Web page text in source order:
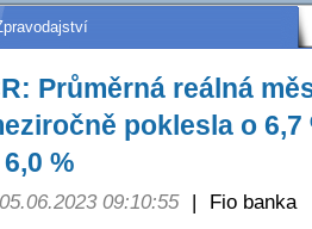
Průměrná reálná
poklesla o
%
05.06.2023 09:10:55 |
Fio banka